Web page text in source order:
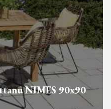
NIMES 90x90